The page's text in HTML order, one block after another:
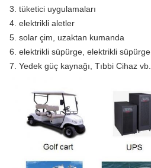
3. tüketici uygulamaları
4. elektrikli aletler
5. solar çim, uzaktan kumanda
6. elektrikli süpürge, elektrikli süpürge
7. Yedek güç kaynağı, Tıbbi Cihaz vb.